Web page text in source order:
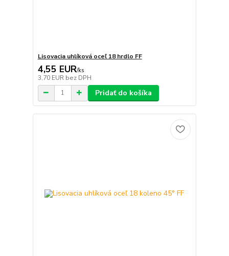
Lisovacia uhlíková oceľ 18 hrdlo FF
4,55 EUR/ks
3,70 EUR bez DPH
Pridať do košíka